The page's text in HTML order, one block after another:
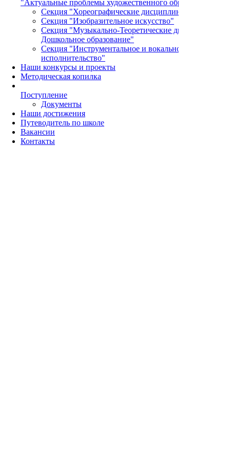
"Актуальные проблемы художественного образования"
Секция "Хореографические дисциплины"
Секция "Изобразительное искусство"
Секция "Музыкально-Теоретические дисциплины и
Дошкольное образование"
Секция "Инструментальное и вокальное
исполнительство"
Наши конкурсы и проекты
Методическая копилка
Поступление
Документы
Наши достижения
Путеводитель по школе
Вакансии
Контакты